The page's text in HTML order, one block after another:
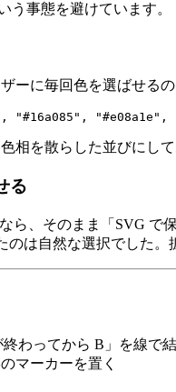
う事態を避けています。
ーに毎回色を選ばせる
相を散らした並びにし
る
ら、そのまま「SVG で
は自然な選択でした
わってから B」を線で
マーカーを置く